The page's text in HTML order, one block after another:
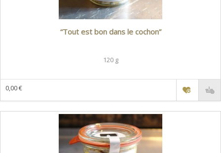
“Tout est bon dans le cochon”
120 g
0,00 €